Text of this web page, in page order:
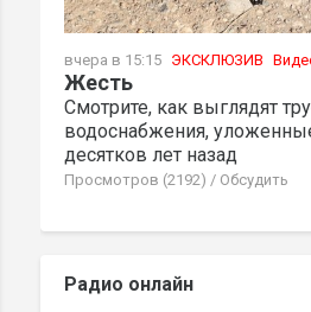
вчера в 15:15 ЭКСКЛЮЗИВ
Жесть
Смотрите, как выглядят
водоснабжения,
десятков лет назад
Просмотров (2192) / Обсудить
Радио онлайн